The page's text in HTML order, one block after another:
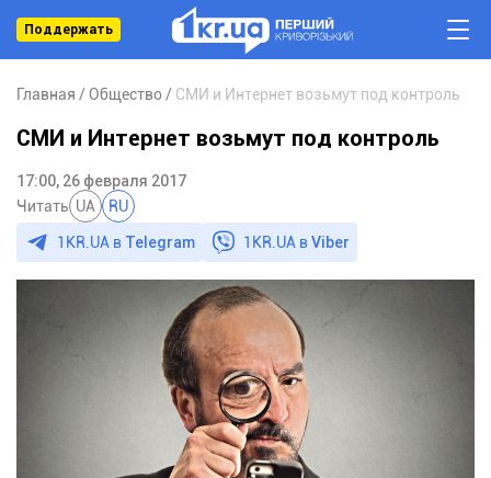
Поддержать
Главная Общество СМИ и Интернет возьмут под контроль
СМИ и Интернет возьмут под контроль
17:00, 26 февраля 2017
Читать UA RU
1KR.UA в Telegram 1KR.UA вViber